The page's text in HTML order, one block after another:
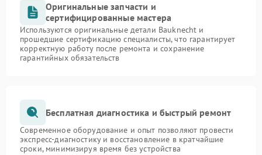
Оригинальные запчасти и
сертифицированные мастера
Используются оригинальные детали Bauknecht и
прошедшие сертификацию специалисты, что гарантирует
корректную работу после ремонта и сохранение
гарантийных обязательств
Бесплатная диагностика и быстрый ремонт
Современное оборудование и опыт позволяют провести
экспресс-диагностику и восстановление в кратчайшие
сроки, минимизируя время без устройства